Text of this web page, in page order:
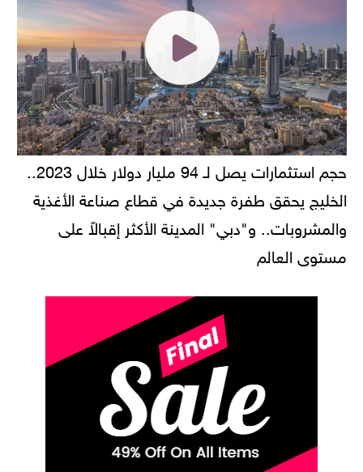
حجم استثمارات يصل لـ 94 مليار دولار خلال 2023..
الخليج يحقق طفرة جديدة في قطاع صناعة الأغذية
والمشروبات.. و"دبي" المدينة الأكثر إقبالاً على
مستوى العالم